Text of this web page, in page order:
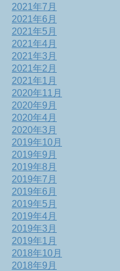
2021年7月
2021年6月
2021年5月
2021年4月
2021年3月
2021年2月
2021年1月
2020年11月
2020年9月
2020年4月
2020年3月
2019年10月
2019年9月
2019年8月
2019年7月
2019年6月
2019年5月
2019年4月
2019年3月
2019年1月
2018年10月
2018年9月